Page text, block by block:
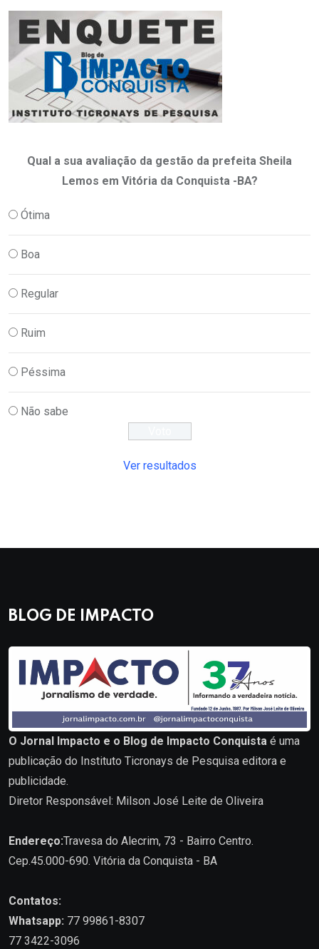
Qual a sua avaliação da gestão da prefeita Sheila
Lemos em Vitória da Conquista -BA?
Ótima
Boa
Regular
Ruim
Péssima
Não sabe
Ver resultados
BLOG DE IMPACTO
O Jornal Impacto e o Blog de Impacto Conquista é uma
publicação do Instituto Ticronays de Pesquisa editora e
publicidade.
Diretor Responsável: Milson José Leite de Oliveira
Endereço:Travesa do Alecrim, 73 - Bairro Centro.
Cep.45.000-690. Vitória da Conquista - BA
Contatos:
Whatsapp: 77 99861-8307
77 3422-3096